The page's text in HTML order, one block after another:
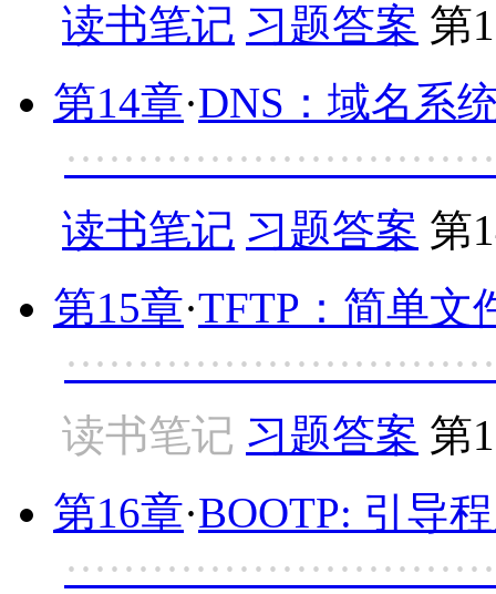
读书笔记 习题答案 第
第14章·DNS：域名系
读书笔记 习题答案 第
第15章·TFTP：简单文
读书笔记 习题答案 第
第16章·BOOTP: 引导